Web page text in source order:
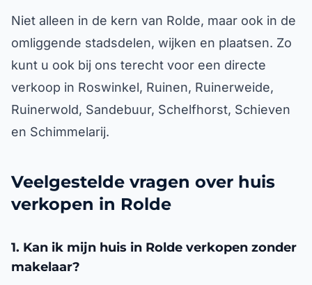
Niet alleen in de kern van Rolde, maar ook in de
omliggende stadsdelen, wijken en plaatsen. Zo
kunt u ook bij ons terecht voor een directe
verkoop in Roswinkel, Ruinen, Ruinerweide,
Ruinerwold, Sandebuur, Schelfhorst, Schieven
en Schimmelarij.
Veelgestelde vragen over huis
verkopen in Rolde
1. Kan ik mijn huis in Rolde verkopen zonder
makelaar?